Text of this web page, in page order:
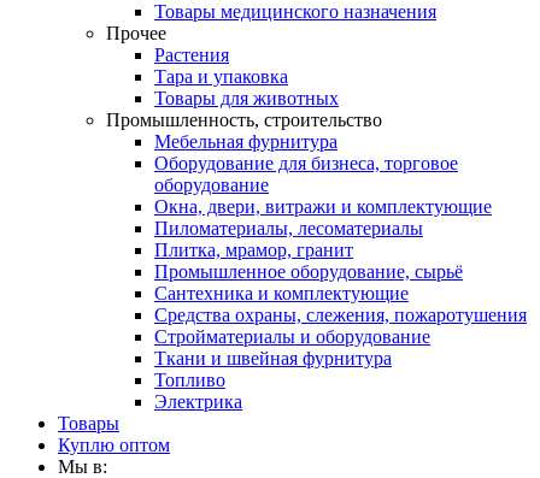
Товары медицинского назначения
Прочее
Растения
Тара и упаковка
Товары для животных
Промышленность, строительство
Мебельная фурнитура
Оборудование для бизнеса, торговое
оборудование
Окна, двери, витражи и комплектующие
Пиломатериалы, лесоматериалы
Плитка, мрамор, гранит
Промышленное оборудование, сырьё
Сантехника и комплектующие
Средства охраны, слежения, пожаротушения
Стройматериалы и оборудование
Ткани и швейная фурнитура
Топливо
Электрика
Товары
Куплю оптом
Мы в: